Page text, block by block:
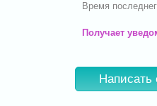
Время
Получает